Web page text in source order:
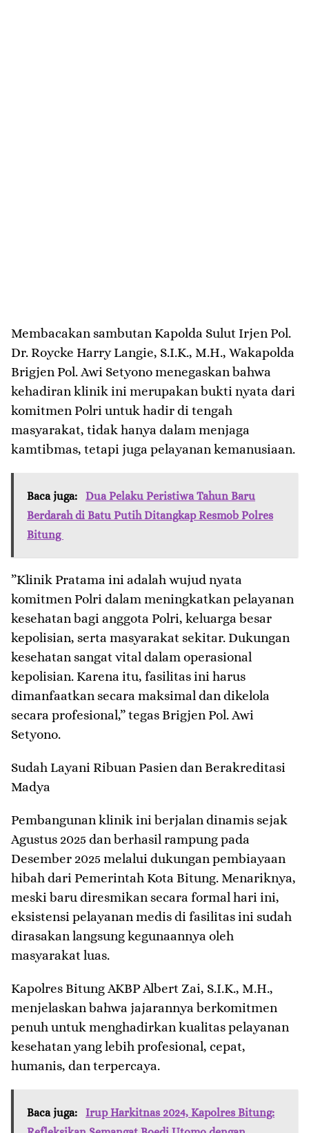
​Membacakan sambutan Kapolda Sulut Irjen Pol.
Dr. Roycke Harry Langie, S.I.K., M.H., Wakapolda
Brigjen Pol. Awi Setyono menegaskan bahwa
kehadiran klinik ini merupakan bukti nyata dari
komitmen Polri untuk hadir di tengah
masyarakat, tidak hanya dalam menjaga
kamtibmas, tetapi juga pelayanan kemanusiaan.
Baca juga:
Dua Pelaku Peristiwa Tahun Baru
Berdarah di Batu Putih Ditangkap Resmob Polres
Bitung
​”Klinik Pratama ini adalah wujud nyata
komitmen Polri dalam meningkatkan pelayanan
kesehatan bagi anggota Polri, keluarga besar
kepolisian, serta masyarakat sekitar. Dukungan
kesehatan sangat vital dalam operasional
kepolisian. Karena itu, fasilitas ini harus
dimanfaatkan secara maksimal dan dikelola
secara profesional,” tegas Brigjen Pol. Awi
Setyono.
​Sudah Layani Ribuan Pasien dan Berakreditasi
Madya
​Pembangunan klinik ini berjalan dinamis sejak
Agustus 2025 dan berhasil rampung pada
Desember 2025 melalui dukungan pembiayaan
hibah dari Pemerintah Kota Bitung. Menariknya,
meski baru diresmikan secara formal hari ini,
eksistensi pelayanan medis di fasilitas ini sudah
dirasakan langsung kegunaannya oleh
masyarakat luas.
​Kapolres Bitung AKBP Albert Zai, S.I.K., M.H.,
menjelaskan bahwa jajarannya berkomitmen
penuh untuk menghadirkan kualitas pelayanan
kesehatan yang lebih profesional, cepat,
humanis, dan terpercaya.
Baca juga:
Irup Harkitnas 2024, Kapolres Bitung: